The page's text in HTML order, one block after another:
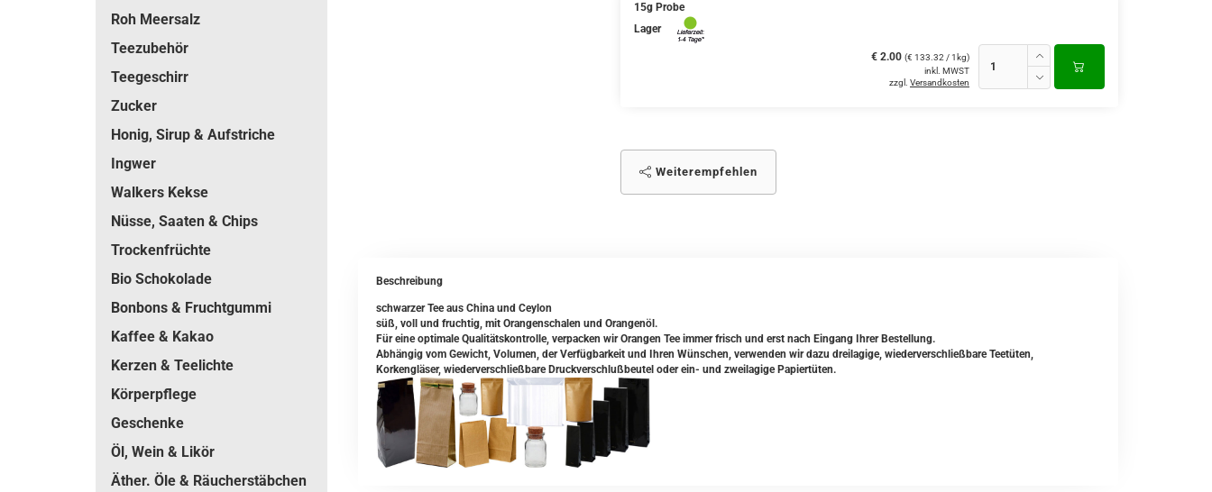
15g Probe
Lager
€ 2.00 (€ 133.32 / 1kg)
inkl. MWST
zzgl. Versandkosten
Weiterempfehlen
Beschreibung
schwarzer Tee aus China und Ceylon
süß, voll und fruchtig, mit Orangenschalen und Orangenöl.
Für eine optimale Qualitätskontrolle, verpacken wir Orangen Tee immer frisch und erst nach Eingang Ihrer Bestellung.
Abhängig vom Gewicht, Volumen, der Verfügbarkeit und Ihren Wünschen, verwenden wir dazu dreilagige, wiederverschließbare Teetüten,
Korkengläser, wiederverschließbare Druckverschlußbeutel oder ein- und zweilagige Papiertüten.
Roh Meersalz
Teezubehör
Teegeschirr
Zucker
Honig, Sirup & Aufstriche
Ingwer
Walkers Kekse
Nüsse, Saaten & Chips
Trockenfrüchte
Bio Schokolade
Bonbons & Fruchtgummi
Kaffee & Kakao
Kerzen & Teelichte
Körperpflege
Geschenke
Öl, Wein & Likör
Äther. Öle & Räucherstäbchen